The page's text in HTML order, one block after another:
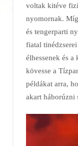
voltak kitéve
nyomornak.
és tengerparti
fiatal
élhessenek és
kövesse a
példákat arra,
akart háborúzni